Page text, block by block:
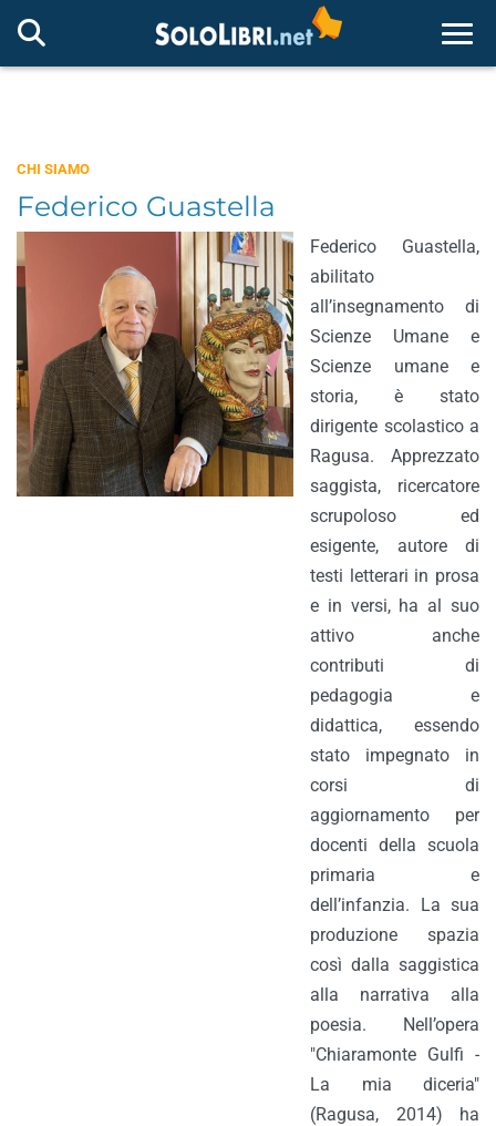
CHI SIAMO
Federico Guastella
Federico Guastella,
abilitato
all’insegnamento di
Scienze Umane e
Scienze umane e
storia, è stato
dirigente scolastico a
Ragusa. Apprezzato
saggista, ricercatore
scrupoloso ed
esigente, autore di
testi letterari in prosa
e in versi, ha al suo
attivo anche
contributi di
pedagogia e
didattica, essendo
stato impegnato in
corsi di
aggiornamento per
docenti della scuola
primaria e
dell’infanzia. La sua
produzione spazia
così dalla saggistica
alla narrativa alla
poesia. Nell’opera
"Chiaramonte Gulfi -
La mia diceria"
(Ragusa, 2014) ha